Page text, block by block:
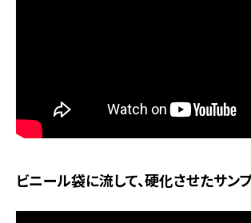
ビニール袋に流して、硬化させたサン